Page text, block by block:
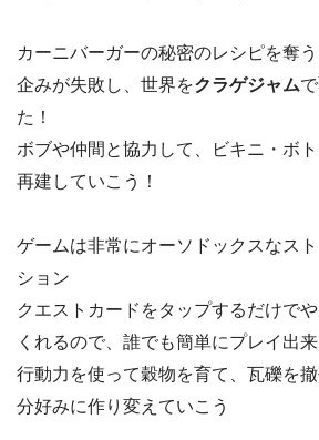
カーニバーガーの秘密のレシピを奪
企みが失敗し、世界をクラゲジャム
た！
ボブや仲間と協力して、ビキニ・ボ
再建していこう！
ゲームは非常にオーソドックスなス
ション
クエストカードをタップするだけで
くれるので、誰でも簡単にプレイ出来
行動力を使って穀物を育て、瓦礫を
分好みに作り変えていこう